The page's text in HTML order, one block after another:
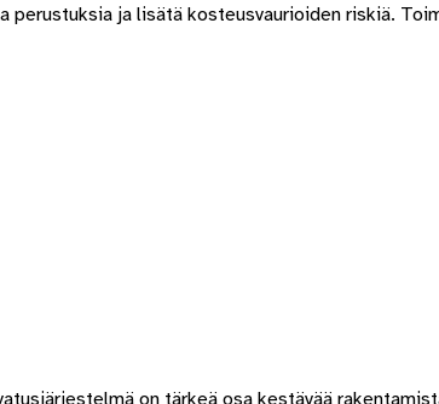
perustuksia ja lisätä kosteusvaurioiden riskiä.